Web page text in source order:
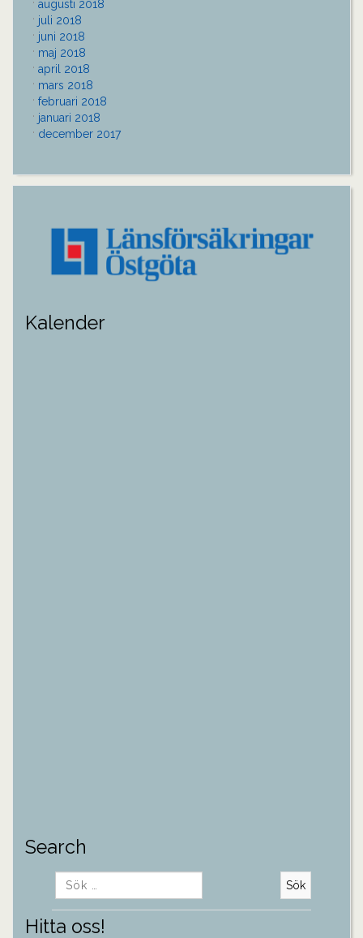
augusti 2018
juli 2018
juni 2018
maj 2018
april 2018
mars 2018
februari 2018
januari 2018
december 2017
Kalender
Search
Sök
efter:
Hitta oss!